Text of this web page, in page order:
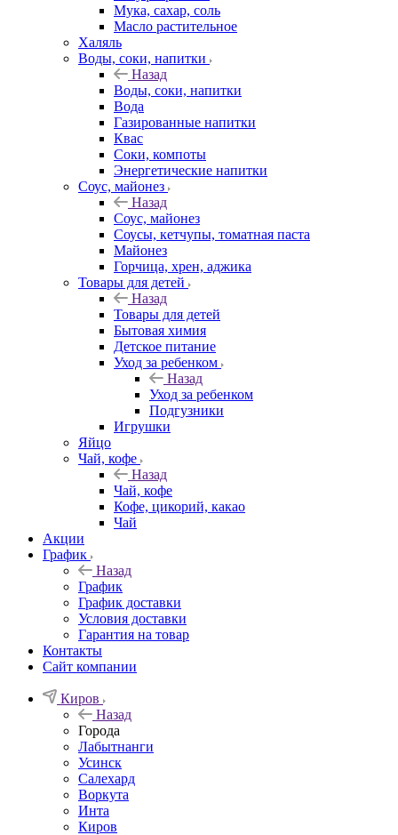
Мука, сахар, соль
Масло растительное
Халяль
Воды, соки, напитки
Назад
Воды, соки, напитки
Вода
Газированные напитки
Квас
Соки, компоты
Энергетические напитки
Соус, майонез
Назад
Соус, майонез
Соусы, кетчупы, томатная паста
Майонез
Горчица, хрен, аджика
Товары для детей
Назад
Товары для детей
Бытовая химия
Детское питание
Уход за ребенком
Назад
Уход за ребенком
Подгузники
Игрушки
Яйцо
Чай, кофе
Назад
Чай, кофе
Кофе, цикорий, какао
Чай
Акции
График
Назад
График
График доставки
Условия доставки
Гарантия на товар
Контакты
Сайт компании
Киров
Назад
Города
Лабытнанги
Усинск
Салехард
Воркута
Инта
Киров